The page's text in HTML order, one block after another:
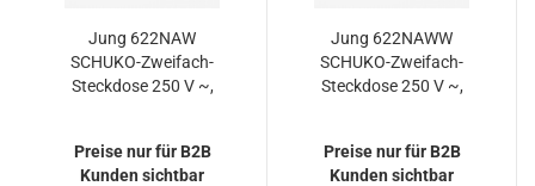
Jung 622NAW
SCHUKO-Zweifach-
Steckdose 250 V ~,
IP 44, WG 600
Preise nur für B2B
Kunden sichtbar
Jung 622NAWW
SCHUKO-Zweifach-
Steckdose 250 V ~,
IP 44, WG 600
Preise nur für B2B
Kunden sichtbar